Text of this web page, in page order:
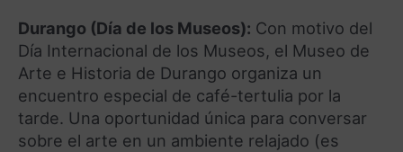
Durango (Día de los Museos): Con motivo del
Día Internacional de los Museos, el Museo de
Arte e Historia de Durango organiza un
encuentro especial de café-tertulia por la
tarde. Una oportunidad única para conversar
sobre el arte en un ambiente relajado (es